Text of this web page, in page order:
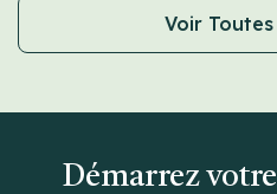
Voir Toutes
Démarrez